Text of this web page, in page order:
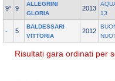
9° 9
ALLEGRINI
GLORIA
2013
13
- 5
BALDESSARI
VITTORIA
2012
Risultati gara ordinati per